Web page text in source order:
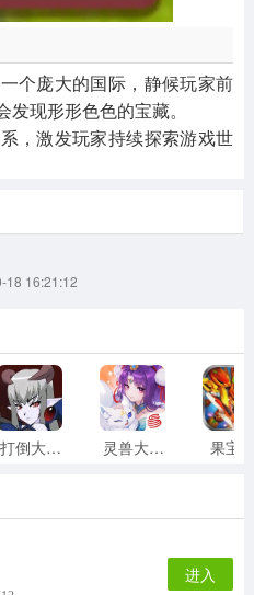
个庞大的国际，静候玩家前
现形形色色的宝藏。
，激发玩家持续探索游戏世
18 16:21:12
打倒大魔王様 灵兽大冒险 果宝
进入